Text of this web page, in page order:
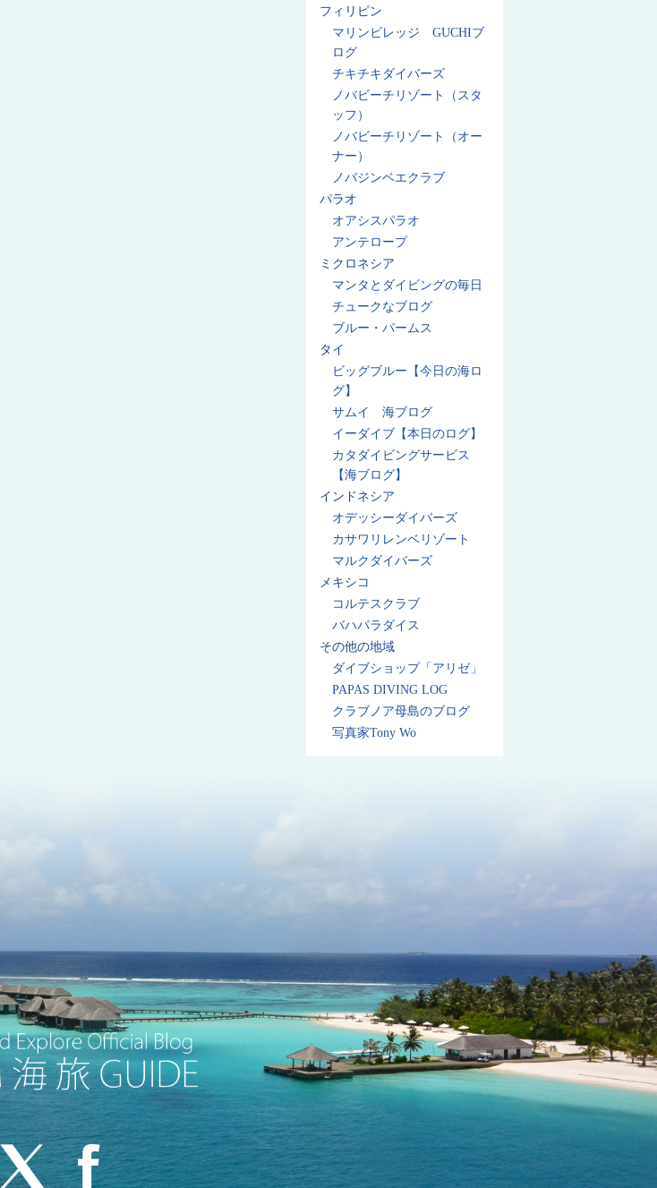
フィリピン
マリンビレッジ GUCHIブ
ログ
チキチキダイバーズ
ノバビーチリゾート（スタ
ッフ）
ノバビーチリゾート（オー
ナー）
ノバジンベエクラブ
パラオ
オアシスパラオ
アンテロープ
ミクロネシア
マンタとダイビングの毎日
チュークなブログ
ブルー・パームス
タイ
ビッグブルー【今日の海ロ
グ】
サムイ 海ブログ
イーダイブ【本日のログ】
カタダイビングサービス
【海ブログ】
インドネシア
オデッシーダイバーズ
カサワリレンベリゾート
マルクダイバーズ
メキシコ
コルテスクラブ
バハパラダイス
その他の地域
ダイブショップ「アリゼ」
PAPAS DIVING LOG
クラブノア母島のブログ
写真家Tony Wo